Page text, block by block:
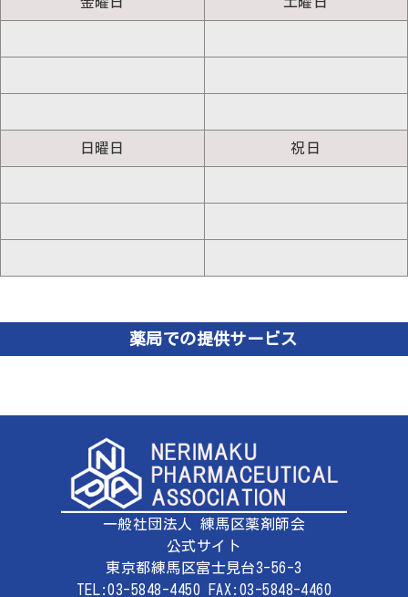
日曜日 祝日
薬局での提供サービス
一般社団法人 練馬区薬剤師会
公式サイト
東京都練馬区富士見台3-56-3
TEL:03-5848-4450 FAX:03-5848-4460